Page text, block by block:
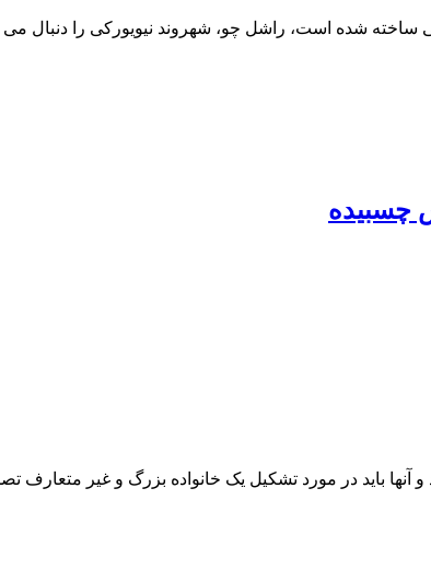
شده است، راشل چو، شهروند نیویورکی را دنبال می
باید در مورد تشکیل یک خانواده بزرگ و غیر متعارف